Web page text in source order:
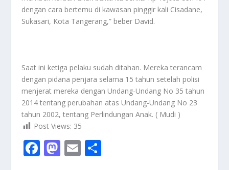
dengan cara bertemu di kawasan pinggir kali Cisadane,
Sukasari, Kota Tangerang,” beber David.
Saat ini ketiga pelaku sudah ditahan. Mereka terancam
dengan pidana penjara selama 15 tahun setelah polisi
menjerat mereka dengan Undang-Undang No 35 tahun
2014 tentang perubahan atas Undang-Undang No 23
tahun 2002, tentang Perlindungan Anak. ( Mudi )
Post Views: 35
F M E